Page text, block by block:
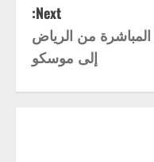
Next:
من الرياض
إلى موسكو